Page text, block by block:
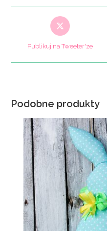
window
Opens
in
new
window
Publikuj na Tweeter'ze
Podobne produkty